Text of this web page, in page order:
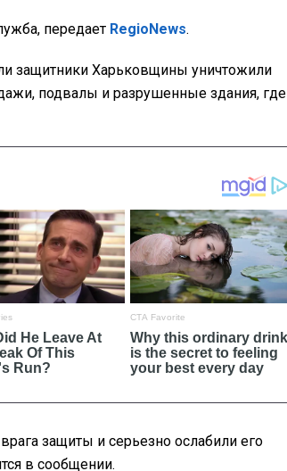
передает RegioNews.
защитники Харьковщины уничтожили
подвалы и разрушенные здания, где
защиты и серьезно ослабили его
в сообщении.